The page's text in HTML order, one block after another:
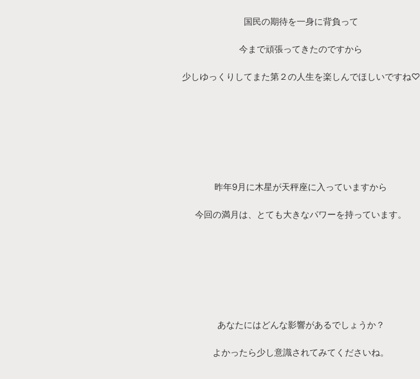
国民の期待を一身に背負って
今まで頑張ってきたのですから
少しゆっくりしてまた第２の人生を楽しんでほしいですね♡
昨年9月に木星が天秤座に入っていますから
今回の満月は、とても大きなパワーを持っています。
あなたにはどんな影響があるでしょうか？
よかったら少し意識されてみてくださいね。